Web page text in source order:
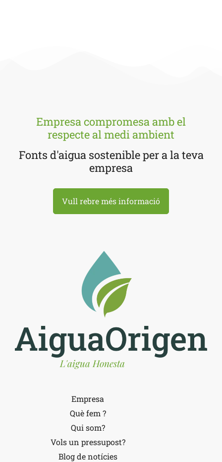
Empresa compromesa amb el
respecte al medi ambient
Fonts d'aigua sostenible per a la teva
empresa
Vull rebre més informació
L'aigua Honesta
Empresa
Què fem ?
Qui som?
Vols un pressupost?
Blog de notícies